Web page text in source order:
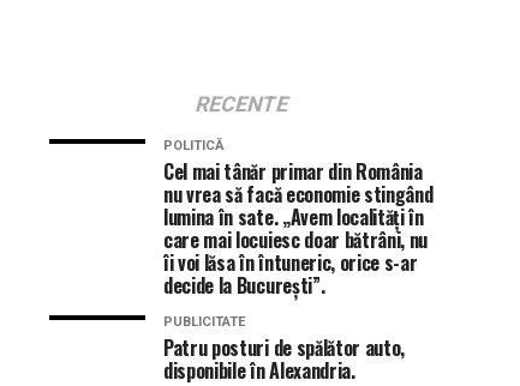
RECENTE
POLITICĂ
Cel mai tânăr primar din România
nu vrea să facă economie stingând
lumina în sate. „Avem localități în
care mai locuiesc doar bătrâni, nu
îi voi lăsa în întuneric, orice s-ar
decide la București”.
PUBLICITATE
Patru posturi de spălător auto,
disponibile în Alexandria.